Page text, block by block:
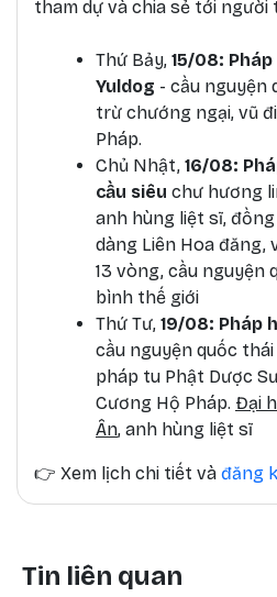
tham dự và chia sẻ tới người
Thứ Bảy, 15/08:
Yuldog - cầu nguyện
trừ chướng ngại, vũ
Pháp.
Chủ Nhật, 16/08:
cầu siêu chư hương
anh hùng liệt sĩ,
dàng Liên Hoa đăng,
13 vòng, cầu nguyện
bình thế giới
Thứ Tư, 19/08: Pháp
cầu nguyện quốc
pháp tu Phật Dược
Cương Hộ Pháp. Đại
Ân, anh hùng liệt sĩ
👉 Xem lịch chi tiết và đăng
Tin liên quan